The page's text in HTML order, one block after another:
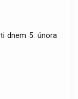
dnem 5. února